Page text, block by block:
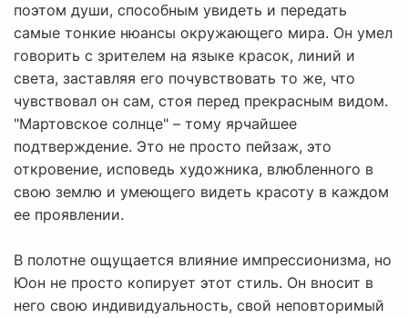
поэтом души, способным увидеть и передать
самые тонкие нюансы окружающего мира. Он умел
говорить с зрителем на языке красок, линий и
света, заставляя его почувствовать то же, что
чувствовал он сам, стоя перед прекрасным видом.
"Мартовское солнце" – тому ярчайшее
подтверждение. Это не просто пейзаж, это
откровение, исповедь художника, влюбленного в
свою землю и умеющего видеть красоту в каждом
ее проявлении.
В полотне ощущается влияние импрессионизма, но
Юон не просто копирует этот стиль. Он вносит в
него свою индивидуальность, свой неповторимый